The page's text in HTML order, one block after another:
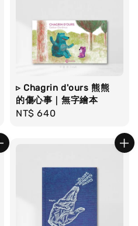
▹ Chagrin d'ours 熊熊
的傷心事｜無字繪本
Regular
NT$ 640